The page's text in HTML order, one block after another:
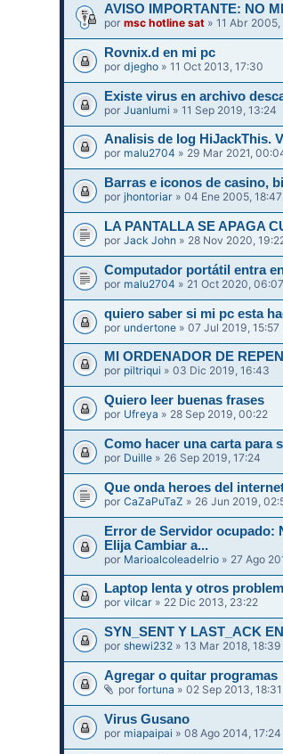
AVISO IMPORTANTE: NO
pormsc hotline sat » 11 Abr 2005,
Rovnix.d en mi pc
pordjegho » 11 Oct 2013, 17:30
Existe virus en archivo
porJuanlumi » 11 Sep 2019, 13:24
Analisis de log HiJackThis.
por malu2704 » 29 Mar 2021,
Barras e iconos de casino,
porjhontoriar » 04 Ene 2005, 18:47
LA PANTALLA SE APAGA
porJack John » 28 Nov 2020,
Computador portátil entra
por malu2704 » 21 Oct 2020, 06:07
quiero saber si mi pc esta
por undertone » 07 Jul 2019, 15:57
MI ORDENADOR DE
por piltriqui » 03 Dic 2019, 16:43
Quiero leer buenas frases
por Ufreya » 28 Sep 2019, 00:22
Como hacer una carta para
por Duille » 26 Sep 2019, 17:24
Que onda heroes del
porCaZaPuTaZ » 26 Jun 2019,
Error de Servidor ocupado:
Elija Cambiar a...
por Marioalcoleadelrio » 27 Ago
Laptop lenta y otros
porvilcar » 22 Dic 2013, 23:22
SYN_SENT Y LAST_ACK
porshewi232 » 13 Mar 2018, 18:39
Agregar o quitar programas
porfortuna » 02 Sep 2013, 18:31
Virus Gusano
por miapaipai » 08 Ago 2014, 17:24